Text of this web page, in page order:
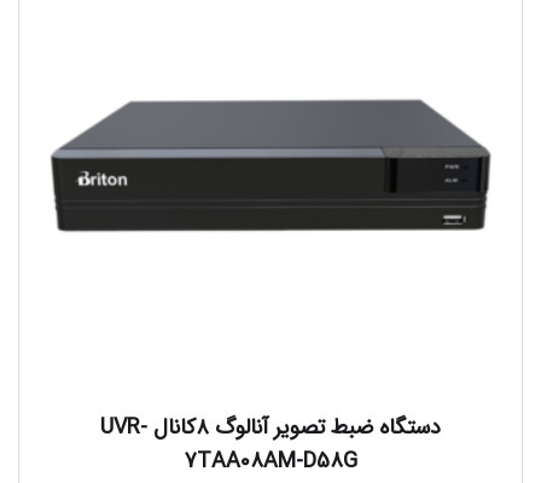
دستگاه ضبط تصویر آنالوگ ۸کانال UVR-
7TAA08AM-D58G